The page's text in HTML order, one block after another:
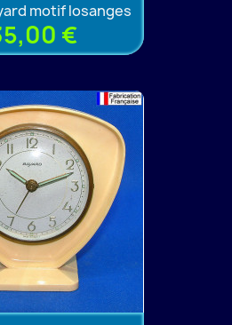
motif losanges
€